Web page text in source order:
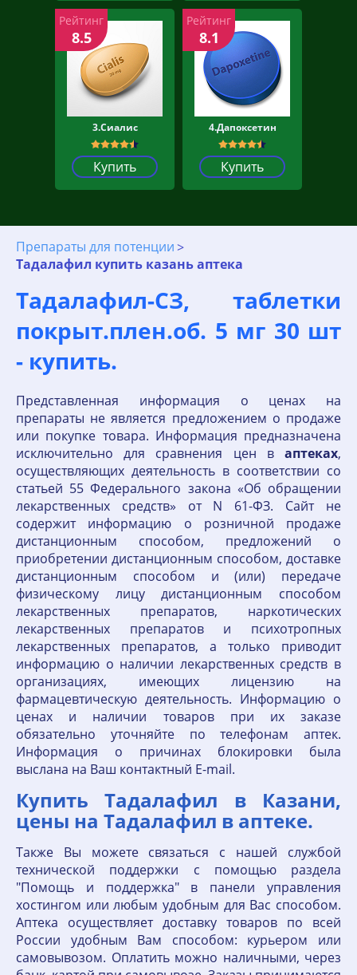
3.Сиалис
Купить
Рейтинг
8.5
4.Дапоксетин
Купить
Рейтинг
8.1
Препараты для потенции
Тадалафил купить казань аптека
Тадалафил-СЗ, таблетки
покрыт.плен.об. 5 мг 30 шт
- купить.
Представленная информация о ценах на
препараты не является предложением о продаже
или покупке товара. Информация предназначена
исключительно для сравнения цен в аптеках,
осуществляющих деятельность в соответствии со
статьей 55 Федерального закона «Об обращении
лекарственных средств» от N 61-ФЗ. Сайт не
содержит информацию о розничной продаже
дистанционным способом, предложений о
приобретении дистанционным способом, доставке
дистанционным способом и (или) передаче
физическому лицу дистанционным способом
лекарственных препаратов, наркотических
лекарственных препаратов и психотропных
лекарственных препаратов, а только приводит
информацию о наличии лекарственных средств в
организациях, имеющих лицензию на
фармацевтическую деятельность. Информацию о
ценах и наличии товаров при их заказе
обязательно уточняйте по телефонам аптек.
Информация о причинах блокировки была
выслана на Ваш контактный E-mail.
Купить Тадалафил в Казани,
цены на Тадалафил в аптеке.
Также Вы можете связаться с нашей службой
технической поддержки с помощью раздела
"Помощь и поддержка" в панели управления
хостингом или любым удобным для Вас способом.
Аптека осуществляет доставку товаров по всей
России удобным Вам способом: курьером или
самовывозом. Оплатить можно наличными, через